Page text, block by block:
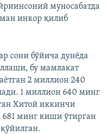
муносабатда
инкор қилиб
сони бўйича дунёда
бу мамлакат
2 миллион 240
1 миллион 640 минг
Хитой иккинчи
минг киши ўтирган